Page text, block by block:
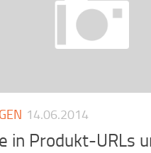
14.06.2014
in Produkt-URLs